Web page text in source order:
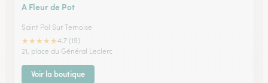
A Fleur de Pot
Saint Pol Sur Ternoise
★★★★★4.7 (19)
21, place du Général Leclerc
Voir la boutique